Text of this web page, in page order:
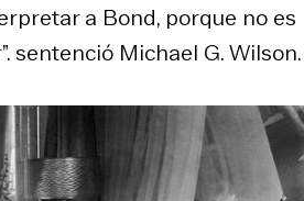
a Bond, porque no es
sentenció Michael G. Wilson.